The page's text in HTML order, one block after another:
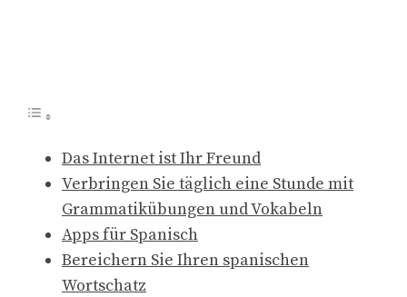
Das Internet ist Ihr Freund
Verbringen Sie täglich eine Stunde mit
Grammatikübungen und Vokabeln
Apps für Spanisch
Bereichern Sie Ihren spanischen
Wortschatz